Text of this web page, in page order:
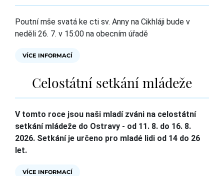
Poutní mše svatá ke cti sv. Anny na Cikhláji bude v
neděli 26. 7. v 15:00 na obecním úřadě
VÍCE INFORMACÍ
Celostátní setkání mládeže
V tomto roce jsou naši mladí zváni na celostátní
setkání mládeže do Ostravy - od 11. 8. do 16. 8.
2026. Setkání je určeno pro mladé lidi od 14 do 26
let.
VÍCE INFORMACÍ